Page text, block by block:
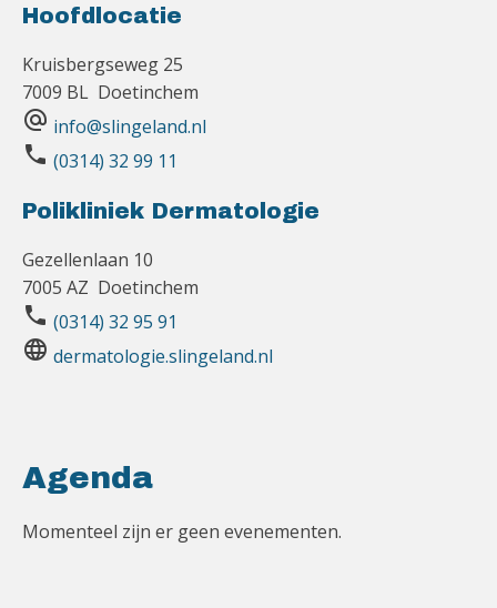
Hoofdlocatie
Kruisbergseweg 25
7009 BL Doetinchem
alternate_email info@slingeland.nl
phone (0314) 32 99 11
Polikliniek Dermatologie
Gezellenlaan 10
7005 AZ Doetinchem
phone (0314) 32 95 91
language dermatologie.slingeland.nl
Agenda
Momenteel zijn er geen evenementen.